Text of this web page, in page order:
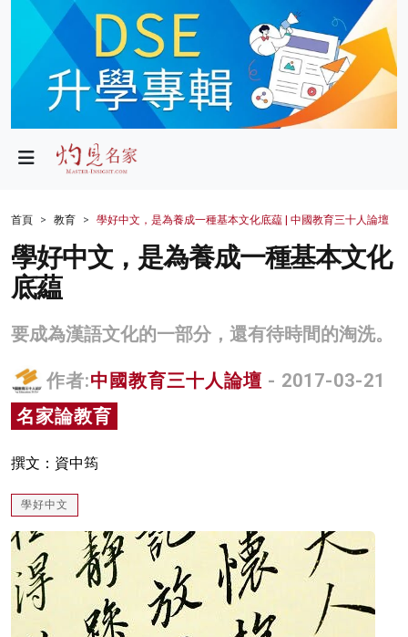
政局
財經
生活
健康
商業
影片
名家榜
灼見活動
關於我們
首頁 教育 學好中文，是為養成一種基本文化底藴 | 中國教育三十人論壇
學好中文，是為養成一種基本文化
底藴
要成為漢語文化的一部分，還有待時間的淘洗。
作者:中國教育三十人論壇 - 2017-03-21
名家論教育
撰文：資中筠
學好中文